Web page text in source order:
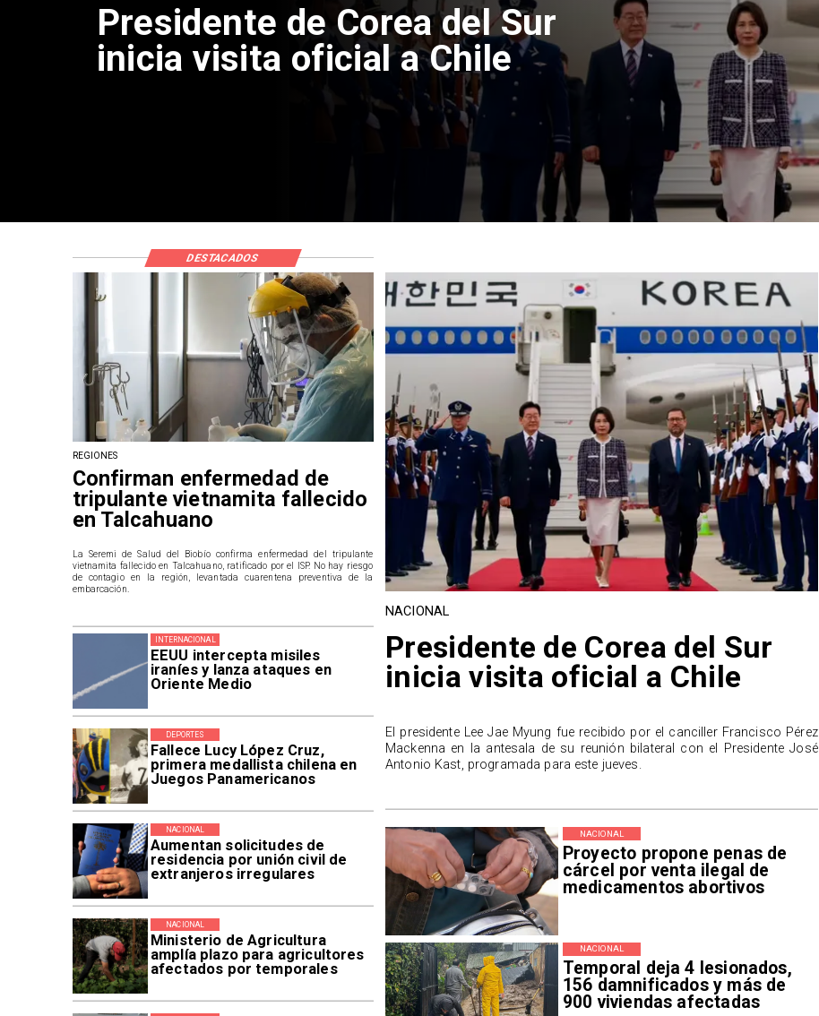
Confirman enfermedad de
tripulante vietnamita fallecido
EEUU intercepta misiles
iraníes y lanza ataques en
Oriente Medio
INTERNACIONAL
Fallece Lucy López Cruz,
primera medallista chilena en
Juegos Panamericanos
DEPORTES
Aumentan solicitudes de
residencia por unión civil de
extranjeros irregulares
NACIONAL
Ministerio de Agricultura
amplía plazo para agricultores
afectados por temporales
NACIONAL
Proyecto propone penas de
cárcel por venta ilegal de
medicamentos abortivos
NACIONAL
Temporal deja 4 lesionados,
156 damnificados y más de
900 viviendas afectadas
NACIONAL
REGIONES
Confirman enfermedad de
tripulante vietnamita fallecido
en Talcahuano
La Seremi de Salud del Biobío confirma enfermedad del tripulante
vietnamita fallecido en Talcahuano, ratificado por el ISP. No hay riesgo
de contagio en la región, levantada cuarentena preventiva de la
embarcación.
NACIONAL
Presidente de Corea del Sur
inicia visita oficial a Chile
El presidente Lee Jae Myung fue recibido por el canciller Francisco Pérez
Mackenna en la antesala de su reunión bilateral con el Presidente José
Antonio Kast, programada para este jueves.
DESTACADOS